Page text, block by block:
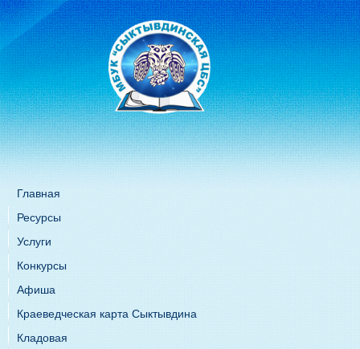
Главная
Ресурсы
Услуги
Конкурсы
Афиша
Краеведческая карта Сыктывдина
Кладовая